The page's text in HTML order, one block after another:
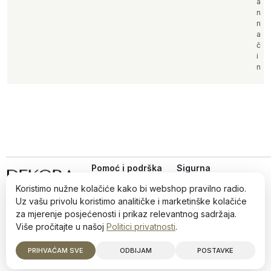
n
n
a
č
i
n
Iz ljubavi prema dizajnu,
od 2022.
Pomoć i podrška
Politika privatnosti
Načini plaćanja i
sigurnost
Sigurna
kupovina
©2026 Dekora · Sva prava zadržana · info@dekora.ba
Koristimo nužne kolačiće kako bi webshop pravilno radio.
Uz vašu privolu koristimo analitičke i marketinške kolačiće
za mjerenje posjećenosti i prikaz relevantnog sadržaja.
Više pročitajte u našoj Politici privatnosti.
PRIHVAĆAM SVE ODBIJAM POSTAVKE